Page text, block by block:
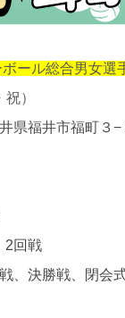
ール総合男女選
）
県福井市福町３−
回戦
決勝戦、閉会